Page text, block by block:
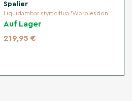
Spalier
Liquidambar styraciflua 'Worplesdon'
Auf Lager
219,95 €